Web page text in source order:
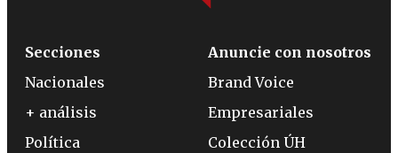
Secciones
Nacionales
+ análisis
Política
Anuncie con nosotros
Brand Voice
Empresariales
Colección ÚH